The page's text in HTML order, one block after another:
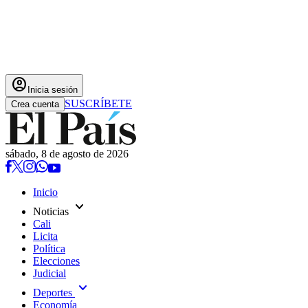
account_circle Inicia sesión
Crea cuenta SUSCRÍBETE
sábado, 8 de agosto de 2026
Inicio
Noticias expand_more
Cali
Licita
Política
Elecciones
Judicial
Deportes expand_more
Economía